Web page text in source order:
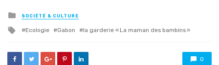
Posted
in
SOCIÉTÉ & CULTURE
Tagged
Ecologie Gabon la garderie « La maman des bambins »
0